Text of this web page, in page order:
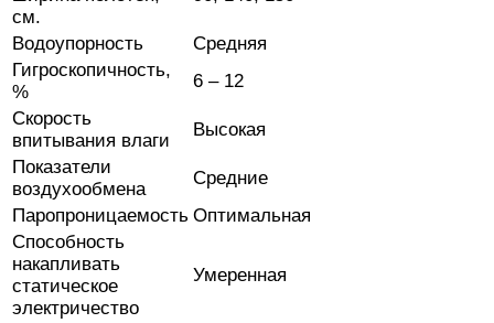
см.
Водоупорность
Средняя
Гигроскопичность,
%
6 – 12
Скорость
впитывания влаги
Высокая
Показатели
воздухообмена
Средние
Паропроницаемость Оптимальная
Способность
накапливать
статическое
электричество
Умеренная